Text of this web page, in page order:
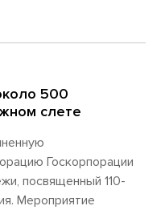
500
слете
Госкорпорации
посвященный 110-
Мероприятие